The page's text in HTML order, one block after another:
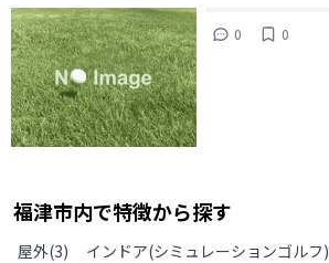
0 0
福津市内で特徴から探す
屋外(3) インドア(シミュレーションゴルフ)